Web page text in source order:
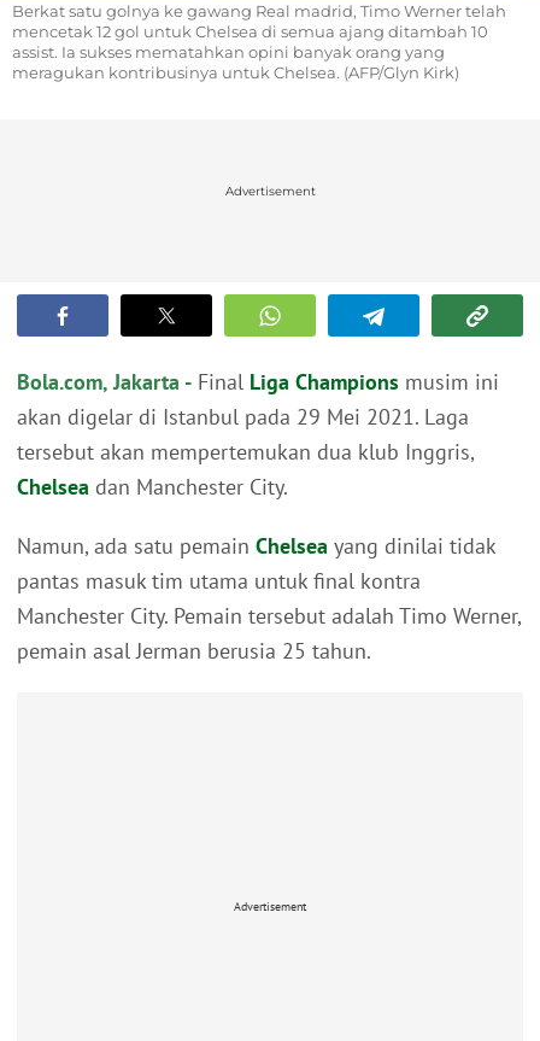
Berkat satu golnya ke gawang Real madrid, Timo Werner telah
mencetak 12 gol untuk Chelsea di semua ajang ditambah 10
assist. Ia sukses mematahkan opini banyak orang yang
meragukan kontribusinya untuk Chelsea. (AFP/Glyn Kirk)
Advertisement
Bola.com, Jakarta - Final Liga Champions musim ini
akan digelar di Istanbul pada 29 Mei 2021. Laga
tersebut akan mempertemukan dua klub Inggris,
Chelsea dan Manchester City.
Namun, ada satu pemain Chelsea yang dinilai tidak
pantas masuk tim utama untuk final kontra
Manchester City. Pemain tersebut adalah Timo Werner,
pemain asal Jerman berusia 25 tahun.
Advertisement